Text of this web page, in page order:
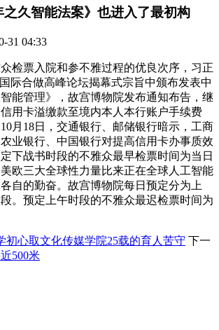
久智能法案》也进入了最初构
31 04:33
票入院和参不雅过程的优良次序，习正
际合做高峰论坛揭幕式宗旨中颁布发表中
能管理》，故宫博物院发布通知布告，继
用卡溢缴款至境内本人本行账户手续费
月18日，交通银行、邮储银行暗示，工商
业银行、中国银行对提高信用卡办事质效
下战书时段的不雅众最早检票时间为当日
欧三大全球性力量比来正在全球人工智能
自的勤奋。故宫博物院每日预定分为上
。预定上午时段的不雅众最迟检票时间为
初心取文化传媒学院25载的育人苦守 下一
500米